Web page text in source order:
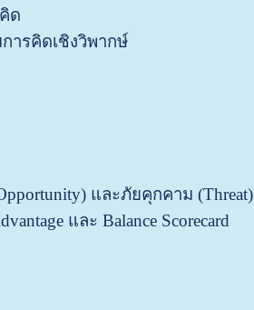
ด
ารคิดเชิงวิพากษ์
และภัยคุกคาม (Threat)
และ Balance Scorecard